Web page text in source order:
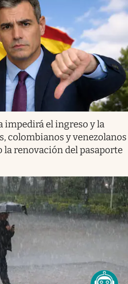
impedirá el ingreso y la
colombianos y venezolanos
la renovación del pasaporte